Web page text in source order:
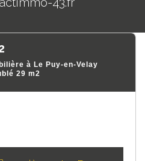
à Le Puy-en-Velay
29 m2